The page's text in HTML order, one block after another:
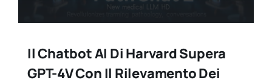
Il Chatbot AI Di Harvard Supera
GPT-4V Con Il Rilevamento Dei